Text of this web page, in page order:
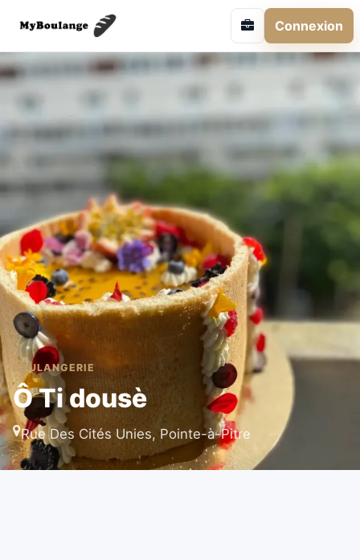
Connexion
BOULANGERIE
Ô Ti dousè
Rue Des Cités Unies, Pointe-à-Pitre